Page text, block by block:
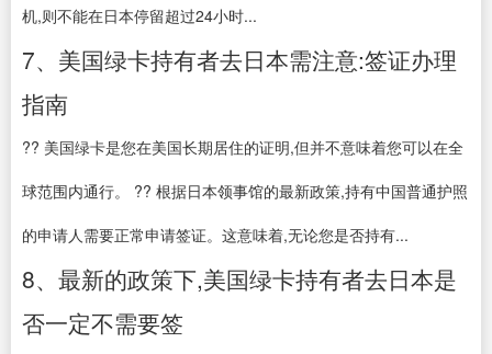
机,则不能在日本停留超过24小时...
7、美国绿卡持有者去日本需注意:签证办理
指南
?? 美国绿卡是您在美国长期居住的证明,但并不意味着您可以在全
球范围内通行。 ?? 根据日本领事馆的最新政策,持有中国普通护照
的申请人需要正常申请签证。这意味着,无论您是否持有...
8、最新的政策下,美国绿卡持有者去日本是
否一定不需要签